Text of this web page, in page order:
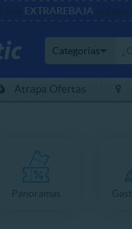
Usa EXTRAREBAJA al pagar
Categorías
Atrapa Ofertas